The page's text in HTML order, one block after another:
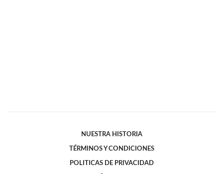
NUESTRA HISTORIA
TÉRMINOS Y CONDICIONES
POLITICAS DE PRIVACIDAD